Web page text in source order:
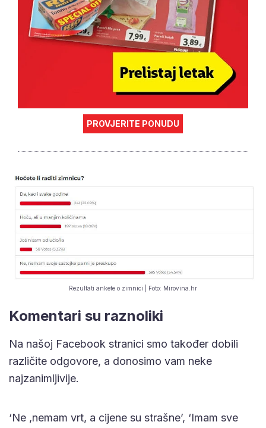
PROVJERITE PONUDU
Rezultati ankete o zimnici | Foto: Mirovina.hr
Komentari su raznoliki
Na našoj Facebook stranici smo također dobili
različite odgovore, a donosimo vam neke
najzanimljivije.
‘Ne ,nemam vrt, a cijene su strašne’, ‘Imam sve